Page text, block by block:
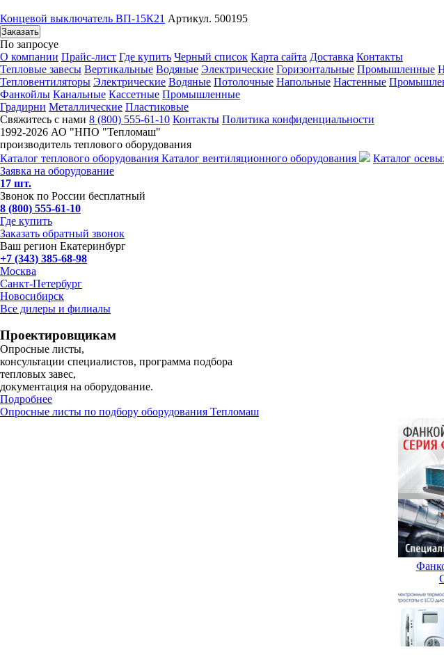
Концевой выключатель ВП-15К21 Артикул. 500195
Заказать
По запросуе
О компании Прайс-лист Где купить Черный список Карта сайта Доставка Контакты
Тепловые завесы Вертикальные Водяные Электрические Горизонтальные Промышленные
Тепловентиляторы Электрические Водяные Потолочные Напольные Настенные
Фанкойлы Канальные Кассетные Промышленные
Градирни Металлические Пластиковые
Свяжитесь с нами 8 (800) 555-61-10 Контакты Политика конфиденциальности
1992-2026 АО "НПО "Тепломаш"
производитель теплового оборудования
Каталог теплового оборудования Каталог вентиляционного оборудования
Каталог
Заявка на оборудование
17 шт.
Звонок по России бесплатный
8 (800) 555-61-10
Где купить
Заказать обратный звонок
Ваш регион Екатеринбург
+7 (343) 385-68-98
Москва
Санкт-Петербург
Новосибирск
Все дилеры и филиалы
Проектировщикам
Опросные листы,
консультации специалистов, программа подбора
тепловых завес,
документация на оборудование.
Подробнее
Опросные листы по подбору оборудования Тепломаш